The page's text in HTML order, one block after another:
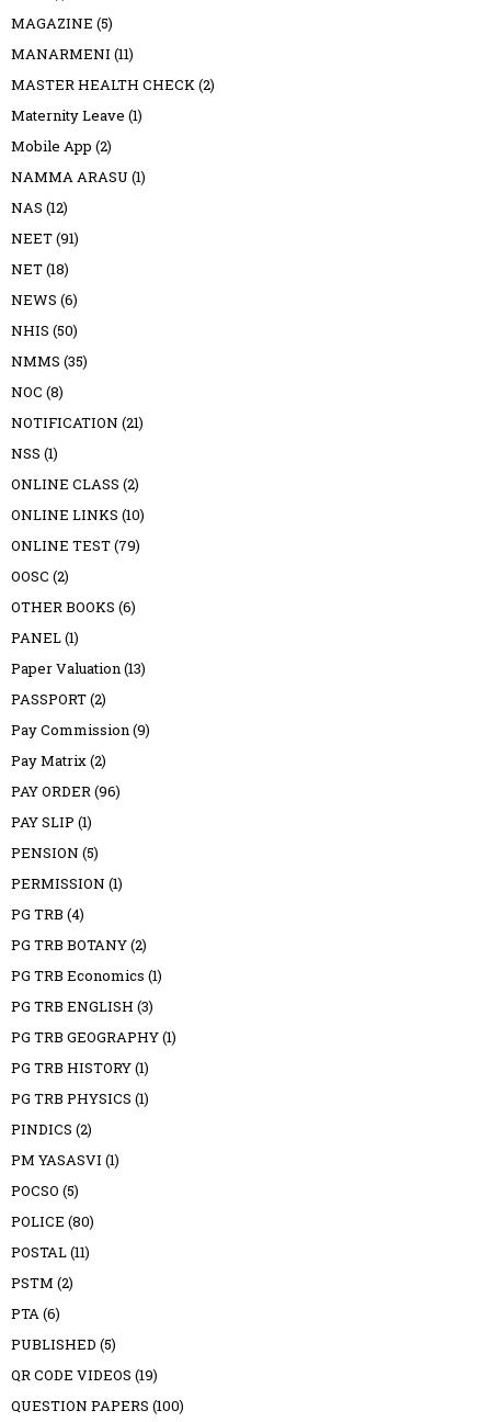
MAGAZINE (5)
MANARMENI (11)
MASTER HEALTH CHECK(2)
Maternity Leave (1)
Mobile App (2)
NAMMA ARASU (1)
NAS (12)
NEET(91)
NET(18)
NEWS (6)
NHIS (50)
NMMS (35)
NOC (8)
NOTIFICATION (21)
NSS (1)
ONLINE CLASS (2)
ONLINE LINKS (10)
ONLINE TEST(79)
OOSC (2)
OTHER BOOKS (6)
PANEL(1)
Paper Valuation(13)
PASSPORT(2)
Pay Commission(9)
Pay Matrix(2)
PAY ORDER(96)
PAY SLIP (1)
PENSION (5)
PERMISSION (1)
PG TRB (4)
PG TRB BOTANY(2)
PG TRB Economics (1)
PG TRB ENGLISH (3)
PG TRB GEOGRAPHY(1)
PG TRB HISTORY(1)
PG TRB PHYSICS (1)
PINDICS (2)
PM YASASVI (1)
POCSO (5)
POLICE (80)
POSTAL(11)
PSTM (2)
PTA(6)
PUBLISHED (5)
QR CODE VIDEOS (19)
QUESTION PAPERS (100)